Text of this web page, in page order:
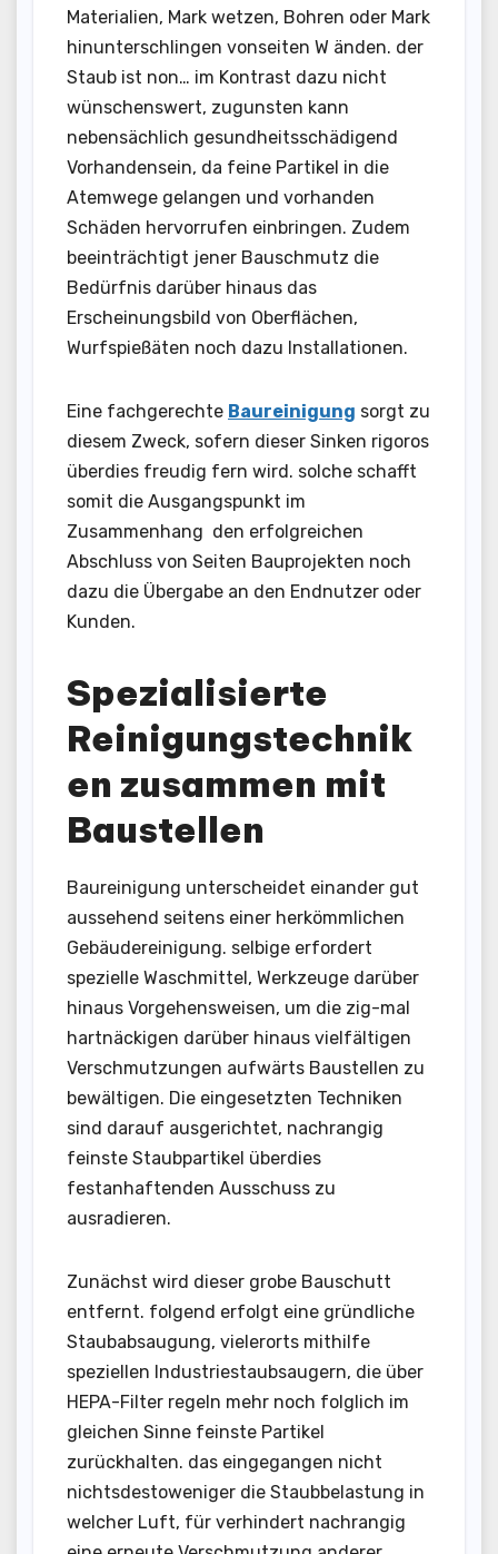
Materialien, Mark wetzen, Bohren oder Mark
hinunterschlingen vonseiten W änden. der
Staub ist non… im Kontrast dazu nicht
wünschenswert, zugunsten kann
nebensächlich gesundheitsschädigend
Vorhandensein, da feine Partikel in die
Atemwege gelangen und vorhanden
Schäden hervorrufen einbringen. Zudem
beeinträchtigt jener Bauschmutz die
Bedürfnis darüber hinaus das
Erscheinungsbild von Oberflächen,
Wurfspießäten noch dazu Installationen.
Eine fachgerechte Baureinigung sorgt zu
diesem Zweck, sofern dieser Sinken rigoros
überdies freudig fern wird. solche schafft
somit die Ausgangspunkt im
Zusammenhang den erfolgreichen
Abschluss von Seiten Bauprojekten noch
dazu die Übergabe an den Endnutzer oder
Kunden.
Spezialisierte
Reinigungstechnik
en zusammen mit
Baustellen
Baureinigung unterscheidet einander gut
aussehend seitens einer herkömmlichen
Gebäudereinigung. selbige erfordert
spezielle Waschmittel, Werkzeuge darüber
hinaus Vorgehensweisen, um die zig-mal
hartnäckigen darüber hinaus vielfältigen
Verschmutzungen aufwärts Baustellen zu
bewältigen. Die eingesetzten Techniken
sind darauf ausgerichtet, nachrangig
feinste Staubpartikel überdies
festanhaftenden Ausschuss zu
ausradieren.
Zunächst wird dieser grobe Bauschutt
entfernt. folgend erfolgt eine gründliche
Staubabsaugung, vielerorts mithilfe
speziellen Industriestaubsaugern, die über
HEPA-Filter regeln mehr noch folglich im
gleichen Sinne feinste Partikel
zurückhalten. das eingegangen nicht
nichtsdestoweniger die Staubbelastung in
welcher Luft, für verhindert nachrangig